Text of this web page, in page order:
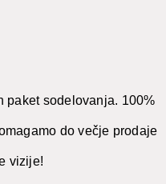
paket sodelovanja. 100%
do večje prodaje
vizije!